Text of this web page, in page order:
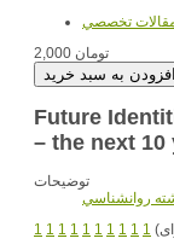
تخصصي
2,000 تومان
Future
– the next 10
توضیحات
روانشناسي
1 1 1 1 1 1 1 1 1 1